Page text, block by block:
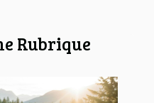
Rubrique